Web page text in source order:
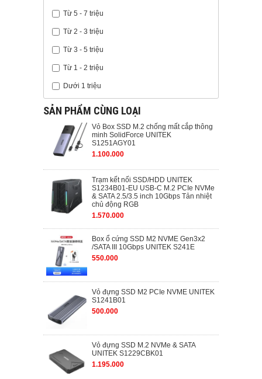
Từ 5 - 7 triệu
Từ 2 - 3 triệu
Từ 3 - 5 triệu
Từ 1 - 2 triệu
Dưới 1 triệu
SẢN PHẨM CÙNG LOẠI
Vỏ Box SSD M.2 chống mất cắp thông
minh SolidForce UNITEK
S1251AGY01
1.100.000
Trạm kết nối SSD/HDD UNITEK
S1234B01-EU USB-C M.2 PCIe NVMe
& SATA 2.5/3.5 inch 10Gbps Tản nhiệt
chủ động RGB
1.570.000
Box ổ cứng SSD M2 NVME Gen3x2
/SATA III 10Gbps UNITEK S241E
550.000
Vỏ đựng SSD M2 PCIe NVME UNITEK
S1241B01
500.000
Vỏ đựng SSD M.2 NVMe & SATA
UNITEK S1229CBK01
1.195.000